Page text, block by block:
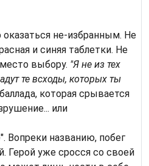
не-избранным. Не
и синяя таблетки. Не
выбору. "Я не из тех
те всходы, которых ты
которая срывается
или
Вопреки названию, побег
Герой уже сросся со своей